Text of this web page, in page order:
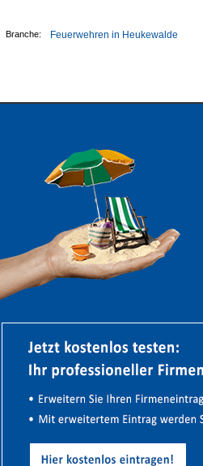
Branche: Feuerwehren in Heukewalde